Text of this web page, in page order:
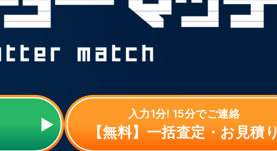
入力1分! 15分でご連絡
【無料】一括査定・お見積り